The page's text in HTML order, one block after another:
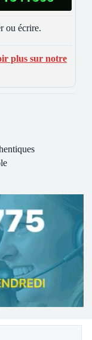
ou écrire.
plus sur notre